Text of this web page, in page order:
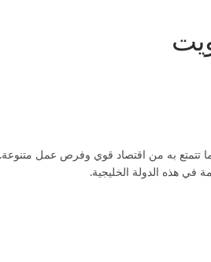
تتمتع به من اقتصاد قوي وفرص عمل
في هذه الدولة الخليجية.